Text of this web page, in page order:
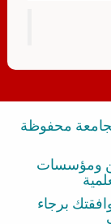
محفوظة
ومؤسسات
برجاء